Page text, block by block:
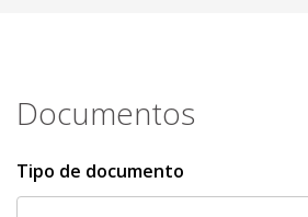
Documentos
Tipo de documento